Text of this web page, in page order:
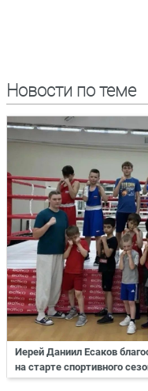
Новости по теме
Иерей Даниил Есаков
на старте спортивного